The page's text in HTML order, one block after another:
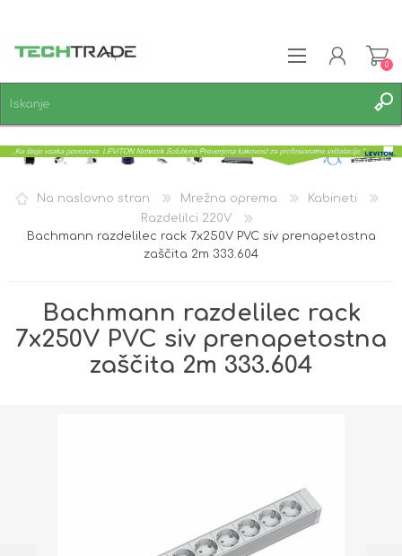
PRIJAVA
0
Na naslovno stran Mrežna oprema
Kabineti
Razdelilci 220V
Bachmann razdelilec rack 7x250V PVC siv prenapetostna
zaščita 2m 333.604
Bachmann razdelilec rack
7x250V PVC siv prenapetostna
zaščita 2m 333.604